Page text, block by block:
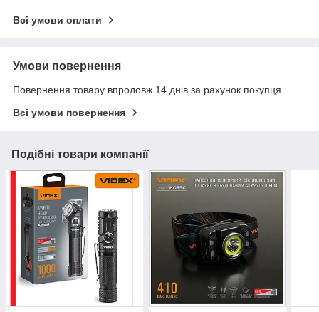
Всі умови оплати
Умови повернення
Повернення товару впродовж 14 днів за рахунок покупця
Всі умови повернення
Подібні товари компанії